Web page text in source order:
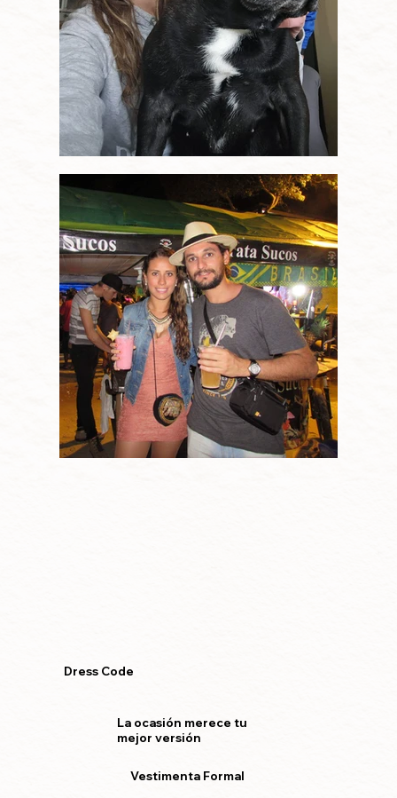
Dress Code
La ocasión merece tu
mejor versión
Vestimenta Formal